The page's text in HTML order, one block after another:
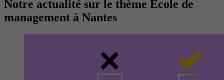
Notre actualité sur le thème Ecole de
management à Nantes